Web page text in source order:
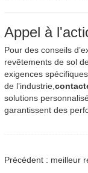
Appel à
Pour des conseils
revêtements de sol
exigences
de l’industrie,
solutions
garantissent des